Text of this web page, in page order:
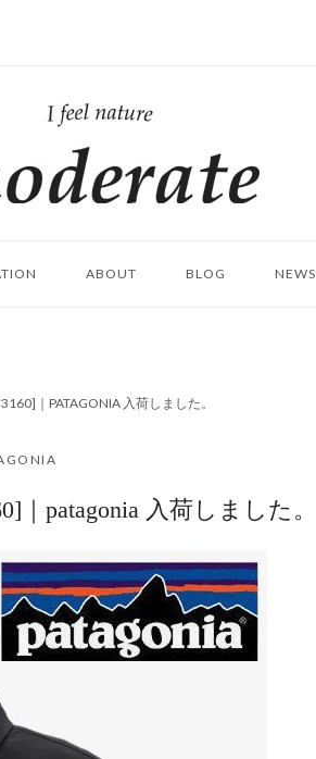
ム
ABOUT BLOG NEWS
｜PATAGONIA 入荷しました。
｜patagonia 入荷しました。